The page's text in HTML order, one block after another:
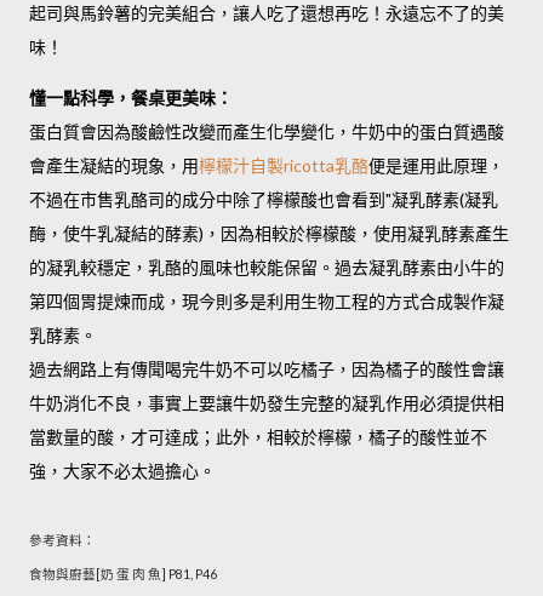
起司與馬鈴薯的完美組合，讓人吃了還想再吃！永遠忘不了的美
味！
懂一點科學，餐桌更美味：
蛋白質會因為酸鹼性改變而產生化學變化， 牛奶中的蛋白質遇酸
會產生凝結的現象，用檸檬汁自製ricotta乳酪便是運用此原理，
不過在市售乳酪司的成分中除了檸檬酸也會看到"凝乳酵素(凝乳
酶 ，使牛乳凝結的酵素)，因為相較於檸檬酸，使用凝乳酵素產生
的凝乳較穩定，乳酪的風味也較能保留。 過去凝乳酵素由小牛的
第四個胃提煉而成，現今則多是利用生物工程的方式合成製作凝
乳酵素。
過去網路上有傳聞喝完牛奶不可以吃橘子，因為橘子的酸性會讓
牛奶消化不良，事實上要讓牛奶發生完整的凝乳作用必須提供相
當數量的酸，才可達成；此外，相較於檸檬，橘子的酸性並不
強，大家不必太過擔心。
參考資料：
食物與廚藝[奶 蛋 肉 魚] P81, P46